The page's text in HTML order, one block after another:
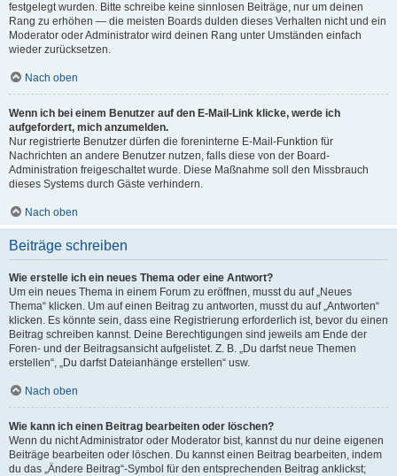
festgelegt wurden. Bitte schreibe keine sinnlosen Beiträge, nur um deinen
Rang zu erhöhen — die meisten Boards dulden dieses Verhalten nicht und ein
Moderator oder Administrator wird deinen Rang unter Umständen einfach
wieder zurücksetzen.
Nach oben
Wenn ich bei einem Benutzer auf den E-Mail-Link klicke, werde ich
aufgefordert, mich anzumelden.
Nur registrierte Benutzer dürfen die foreninterne E-Mail-Funktion für
Nachrichten an andere Benutzer nutzen, falls diese von der Board-
Administration freigeschaltet wurde. Diese Maßnahme soll den Missbrauch
dieses Systems durch Gäste verhindern.
Nach oben
Beiträge schreiben
Wie erstelle ich ein neues Thema oder eine Antwort?
Um ein neues Thema in einem Forum zu eröffnen, musst du auf „Neues
Thema“ klicken. Um auf einen Beitrag zu antworten, musst du auf „Antworten“
klicken. Es könnte sein, dass eine Registrierung erforderlich ist, bevor du einen
Beitrag schreiben kannst. Deine Berechtigungen sind jeweils am Ende der
Foren- und der Beitragsansicht aufgelistet. Z. B. „Du darfst neue Themen
erstellen“, „Du darfst Dateianhänge erstellen“ usw.
Nach oben
Wie kann ich einen Beitrag bearbeiten oder löschen?
Wenn du nicht Administrator oder Moderator bist, kannst du nur deine eigenen
Beiträge bearbeiten oder löschen. Du kannst einen Beitrag bearbeiten, indem
du das „Ändere Beitrag“-Symbol für den entsprechenden Beitrag anklickst;